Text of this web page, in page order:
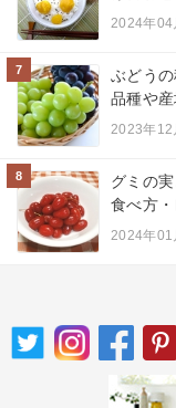
2024年04
7
ぶどう
品種や
2023年12
8
グミの
食べ方・
2024年01